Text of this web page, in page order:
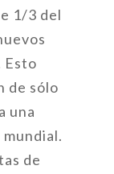
1/3 del
Esto
de sólo
una
de